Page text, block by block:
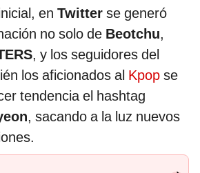
en Twitter se generó
no solo de Beotchu,
, y los seguidores del
los aficionados al Kpop se
tendencia el hashtag
, sacando a la luz nuevos